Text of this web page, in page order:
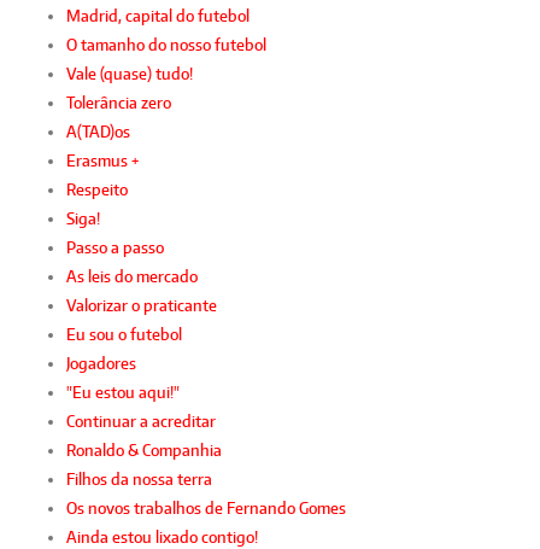
Madrid, capital do futebol
O tamanho do nosso futebol
Vale (quase) tudo!
Tolerância zero
A(TAD)os
Erasmus +
Respeito
Siga!
Passo a passo
As leis do mercado
Valorizar o praticante
Eu sou o futebol
Jogadores
"Eu estou aqui!"
Continuar a acreditar
Ronaldo & Companhia
Filhos da nossa terra
Os novos trabalhos de Fernando Gomes
Ainda estou lixado contigo!